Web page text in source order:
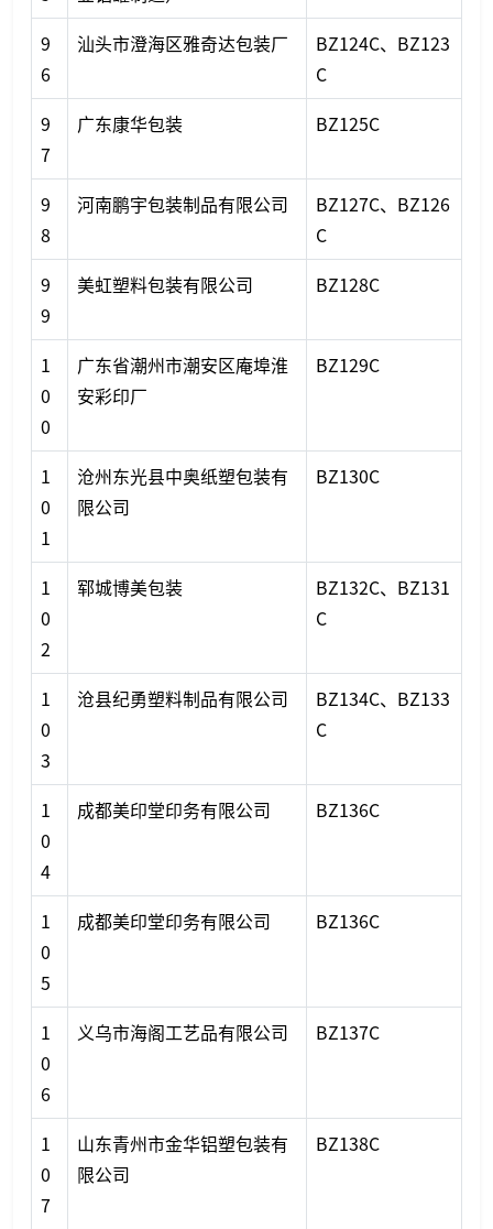
9
6
汕头市澄海区雅奇达包装厂
BZ124C、BZ123
C
9
7
广东康华包装 BZ125C
9
8
河南鹏宇包装制品有限公司
BZ127C、BZ126
C
9
9
美虹塑料包装有限公司 BZ128C
1
0
0
广东省潮州市潮安区庵埠淮
安彩印厂
BZ129C
1
0
1
沧州东光县中奥纸塑包装有
限公司
BZ130C
1
0
2
郓城博美包装
BZ132C、BZ131
C
1
0
3
沧县纪勇塑料制品有限公司
BZ134C、BZ133
C
1
0
4
成都美印堂印务有限公司 BZ136C
1
0
5
成都美印堂印务有限公司 BZ136C
1
0
6
义乌市海阁工艺品有限公司 BZ137C
1
0
7
山东青州市金华铝塑包装有
限公司
BZ138C